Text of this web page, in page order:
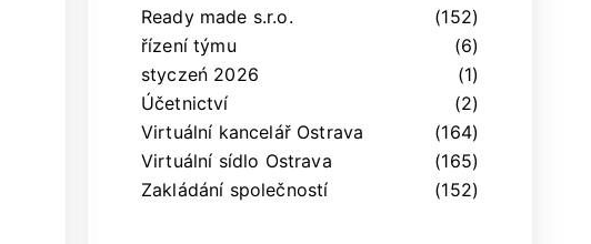
Ready made s.r.o.
(152)
řízení týmu
(6)
styczeń 2026
(1)
Účetnictví
(2)
Virtuální kancelář Ostrava
(164)
Virtuální sídlo Ostrava
(165)
Zakládání společností
(152)